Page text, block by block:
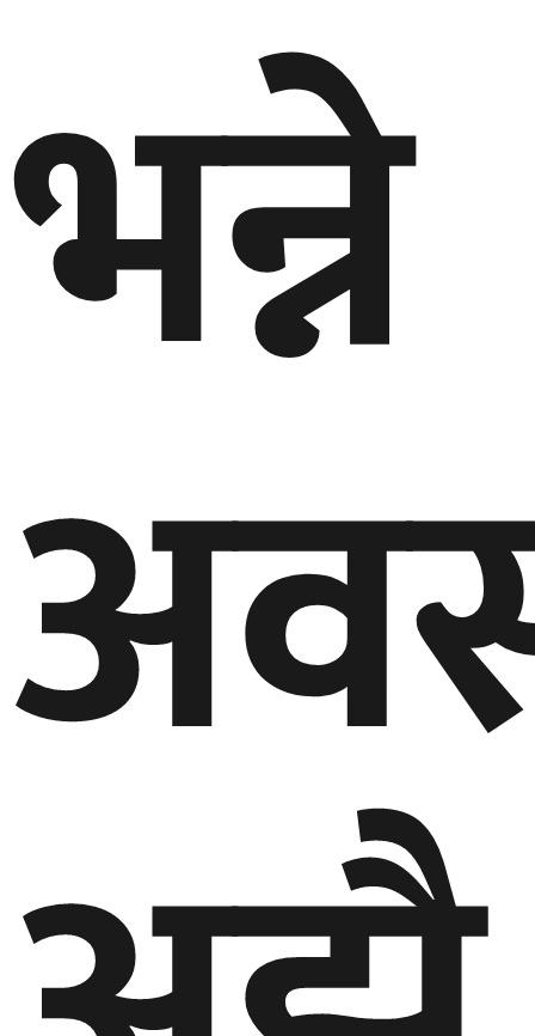
भन्ने